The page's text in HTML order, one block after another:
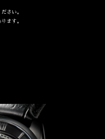
さい。
ます。